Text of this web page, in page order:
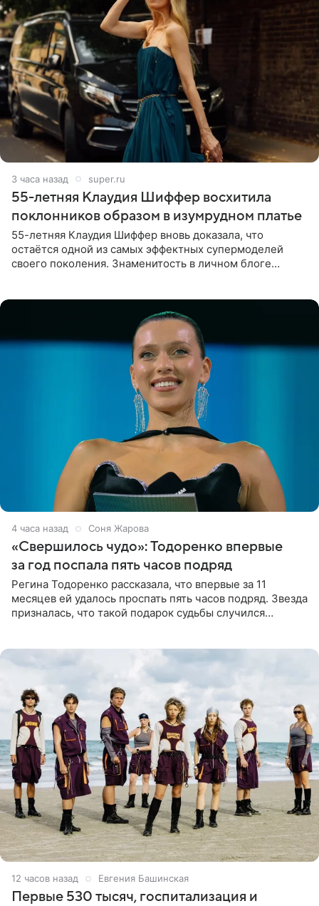
3 часа назад super.ru
55-летняя Клаудия Шиффер восхитила
поклонников образом в изумрудном платье
55-летняя Клаудия Шиффер вновь доказала, что
остаётся одной из самых эффектных супермоделей
своего поколения. Знаменитость в личном блоге
4 часа назад Соня Жарова
«Свершилось чудо»: Тодоренко впервые
за год поспала пять часов подряд
Регина Тодоренко рассказала, что впервые за 11
месяцев ей удалось проспать пять часов подряд. Звезда
призналась, что такой подарок судьбы случился
12 часов назад Евгения Башинская
Первые 530 тысяч, госпитализация и